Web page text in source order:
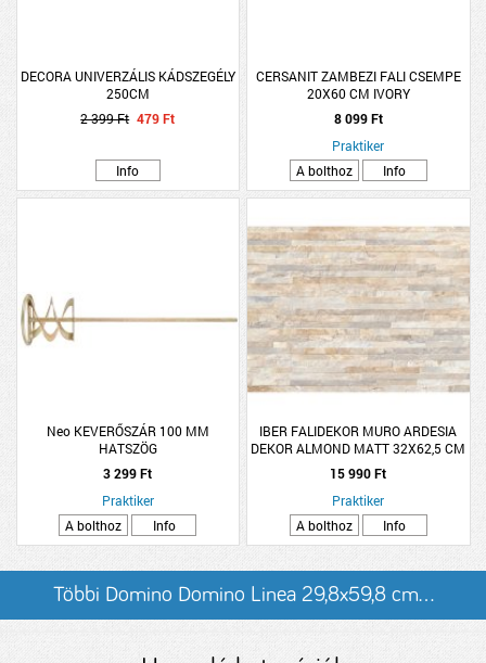
DECORA UNIVERZÁLIS KÁDSZEGÉLY
250CM
2 399 Ft 479 Ft
Info
CERSANIT ZAMBEZI FALI CSEMPE
20X60 CM IVORY
8 099 Ft
Praktiker
A bolthoz
Info
Neo KEVERŐSZÁR 100 MM
HATSZÖG
3 299 Ft
Praktiker
A bolthoz
Info
IBER FALIDEKOR MURO ARDESIA
DEKOR ALMOND MATT 32X62,5 CM
1M2/CS
15 990 Ft
Praktiker
A bolthoz
Info
Többi Domino Domino Linea 29,8x59,8 cm...